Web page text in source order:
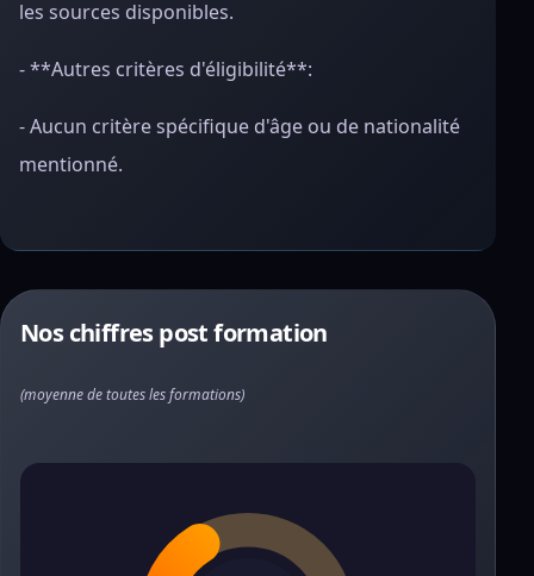
les sources disponibles.
- **Autres critères d'éligibilité**:
- Aucun critère spécifique d'âge ou de nationalité
mentionné.
Nos chiffres post formation
(moyenne de toutes les formations)